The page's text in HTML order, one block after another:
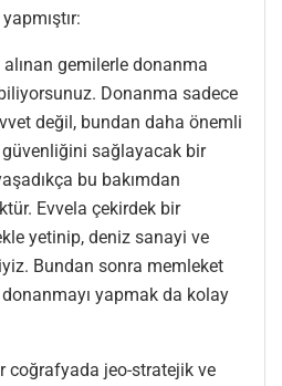
alınan gemilerle donanma
biliyorsunuz. Donanma sadece
değil, bundan daha önemli
güvenliğini sağlayacak bir
bu bakımdan
Evvela çekirdek bir
yetinip, deniz sanayi ve
Bundan sonra memleket
yapmak da kolay
coğrafyada jeo-stratejik ve